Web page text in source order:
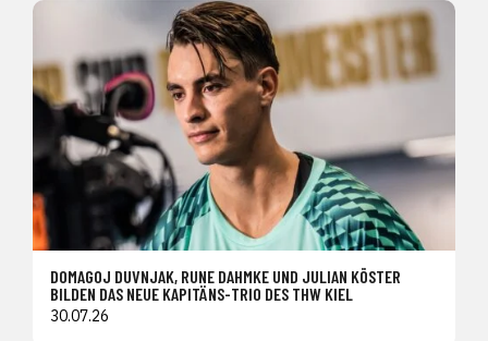
DOMAGOJ DUVNJAK, RUNE DAHMKE UND JULIAN KÖSTER
BILDEN DAS NEUE KAPITÄNS-TRIO DES THW KIEL
30.07.26